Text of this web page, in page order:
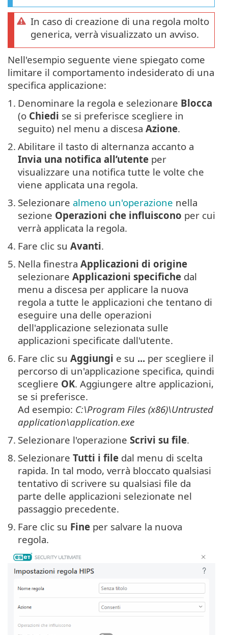
In caso di creazione di una regola molto
generica, verrà visualizzato un avviso.
Nell'esempio seguente viene spiegato come
limitare il comportamento indesiderato di una
specifica applicazione:
1. Denominare la regola e selezionare Blocca
(o Chiedi se si preferisce scegliere in
seguito) nel menu a discesa Azione.
2. Abilitare il tasto di alternanza accanto a
Invia una notifica all’utente per
visualizzare una notifica tutte le volte che
viene applicata una regola.
3. Selezionare almeno un'operazione nella
sezione Operazioni che influiscono per cui
verrà applicata la regola.
4. Fare clic su Avanti.
5. Nella finestra Applicazioni di origine
selezionare Applicazioni specifiche dal
menu a discesa per applicare la nuova
regola a tutte le applicazioni che tentano di
eseguire una delle operazioni
dell'applicazione selezionata sulle
applicazioni specificate dall'utente.
6. Fare clic su Aggiungi e su ... per scegliere il
percorso di un'applicazione specifica, quindi
scegliere OK. Aggiungere altre applicazioni,
se si preferisce.
Ad esempio: C:\Program Files (x86)\Untrusted
application\application.exe
7. Selezionare l'operazione Scrivi su file.
8. Selezionare Tutti i file dal menu di scelta
rapida. In tal modo, verrà bloccato qualsiasi
tentativo di scrivere su qualsiasi file da
parte delle applicazioni selezionate nel
passaggio precedente.
9. Fare clic su Fine per salvare la nuova
regola.